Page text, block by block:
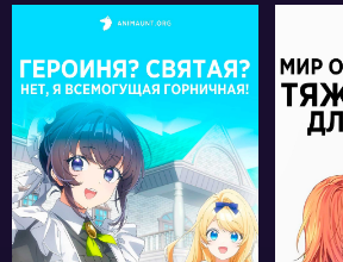
28800
48 25